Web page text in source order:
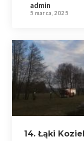
admin
5 marca, 2025
14. Łąki